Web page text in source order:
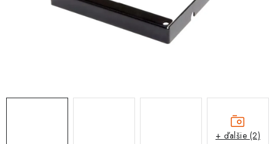
ZNAČKY
+ ďalšie (2)